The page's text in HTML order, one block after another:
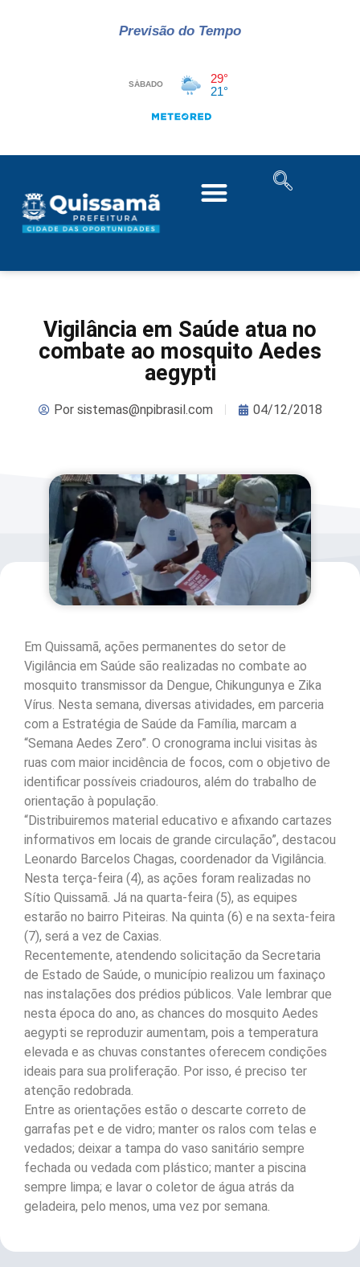
Previsão do Tempo
Vigilância em Saúde atua no
combate ao mosquito Aedes
aegypti
Porsistemas@npibrasil.com 04/12/2018
Em Quissamã, ações permanentes do setor de
Vigilância em Saúde são realizadas no combate ao
mosquito transmissor da Dengue, Chikungunya e Zika
Vírus. Nesta semana, diversas atividades, em parceria
com a Estratégia de Saúde da Família, marcam a
“Semana Aedes Zero”. O cronograma inclui visitas às
ruas com maior incidência de focos, com o objetivo de
identificar possíveis criadouros, além do trabalho de
orientação à população.
“Distribuiremos material educativo e afixando cartazes
informativos em locais de grande circulação”, destacou
Leonardo Barcelos Chagas, coordenador da Vigilância.
Nesta terça-feira (4), as ações foram realizadas no
Sítio Quissamã. Já na quarta-feira (5), as equipes
estarão no bairro Piteiras. Na quinta (6) e na sexta-feira
(7), será a vez de Caxias.
Recentemente, atendendo solicitação da Secretaria
de Estado de Saúde, o município realizou um faxinaço
nas instalações dos prédios públicos. Vale lembrar que
nesta época do ano, as chances do mosquito Aedes
aegypti se reproduzir aumentam, pois a temperatura
elevada e as chuvas constantes oferecem condições
ideais para sua proliferação. Por isso, é preciso ter
atenção redobrada.
Entre as orientações estão o descarte correto de
garrafas pet e de vidro; manter os ralos com telas e
vedados; deixar a tampa do vaso sanitário sempre
fechada ou vedada com plástico; manter a piscina
sempre limpa; e lavar o coletor de água atrás da
geladeira, pelo menos, uma vez por semana.